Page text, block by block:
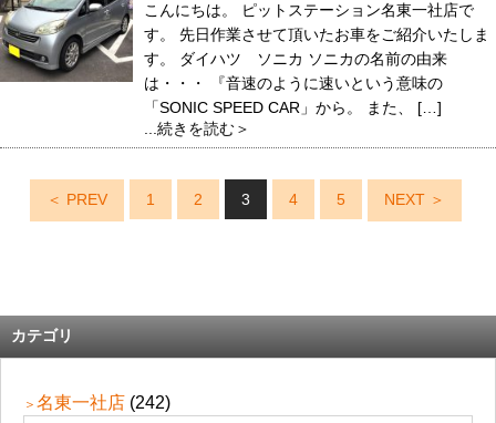
こんにちは。 ピットステーション名東一社店で
す。 先日作業させて頂いたお車をご紹介いたしま
す。 ダイハツ ソニカ ソニカの名前の由来
は・・・ 『音速のように速いという意味の
「SONIC SPEED CAR」から。 また、 […]
...続きを読む＞
＜ PREV 1 2 3 4 5 NEXT ＞
カテゴリ
名東一社店 (242)